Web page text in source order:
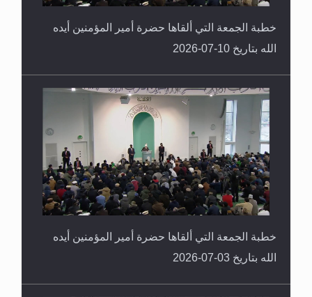
خطبة الجمعة التي ألقاها حضرة أمير المؤمنين أيده
الله بتاريخ 10-07-2026
خطبة الجمعة التي ألقاها حضرة أمير المؤمنين أيده
الله بتاريخ 03-07-2026